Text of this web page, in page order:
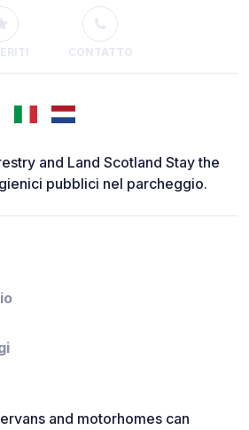
CONTATTO
and Land Scotland Stay the
pubblici nel parcheggio.
and motorhomes can